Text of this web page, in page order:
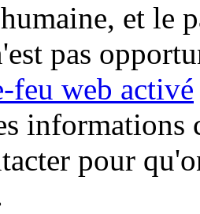
et le
pas
feu web activé
informations
pour